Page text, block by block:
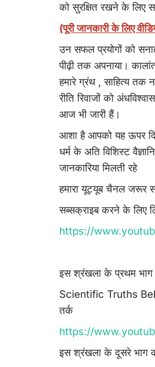
को सुरक्षित रखने के लिए
(पूरी जानकारी के लिए
उन सफल प्रयोगों को
पीढ़ी तक अपनाया।
हमारे ग्रंथ , साहित्य तक
रीति रिवाजों को
आज भी जारी हैं।
आशा है आपको यह ऊपर
धर्म के अति विशिस्ट
जानकारिया मिलती रहे
हमारा यूट्यूब चैनल जरूर
सब्सक्राइब करने के लिए
https://
इस श्रंखला के प्रथम
Scientific Truths
तर्क
https://
इस श्रंखला के दूसरे भाग